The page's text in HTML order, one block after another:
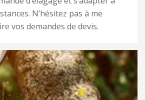
N’hésitez pas à me
vos demandes de devis.